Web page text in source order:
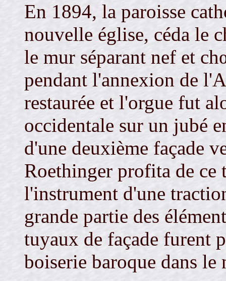
En 1894, la paroisse
nouvelle église, céda le
le mur séparant nef et
pendant l'annexion de
restaurée et l'orgue fut
occidentale sur un jubé
d'une deuxième façade
Roethinger profita de ce
l'instrument d'une
grande partie des
tuyaux de façade furent
boiserie baroque dans